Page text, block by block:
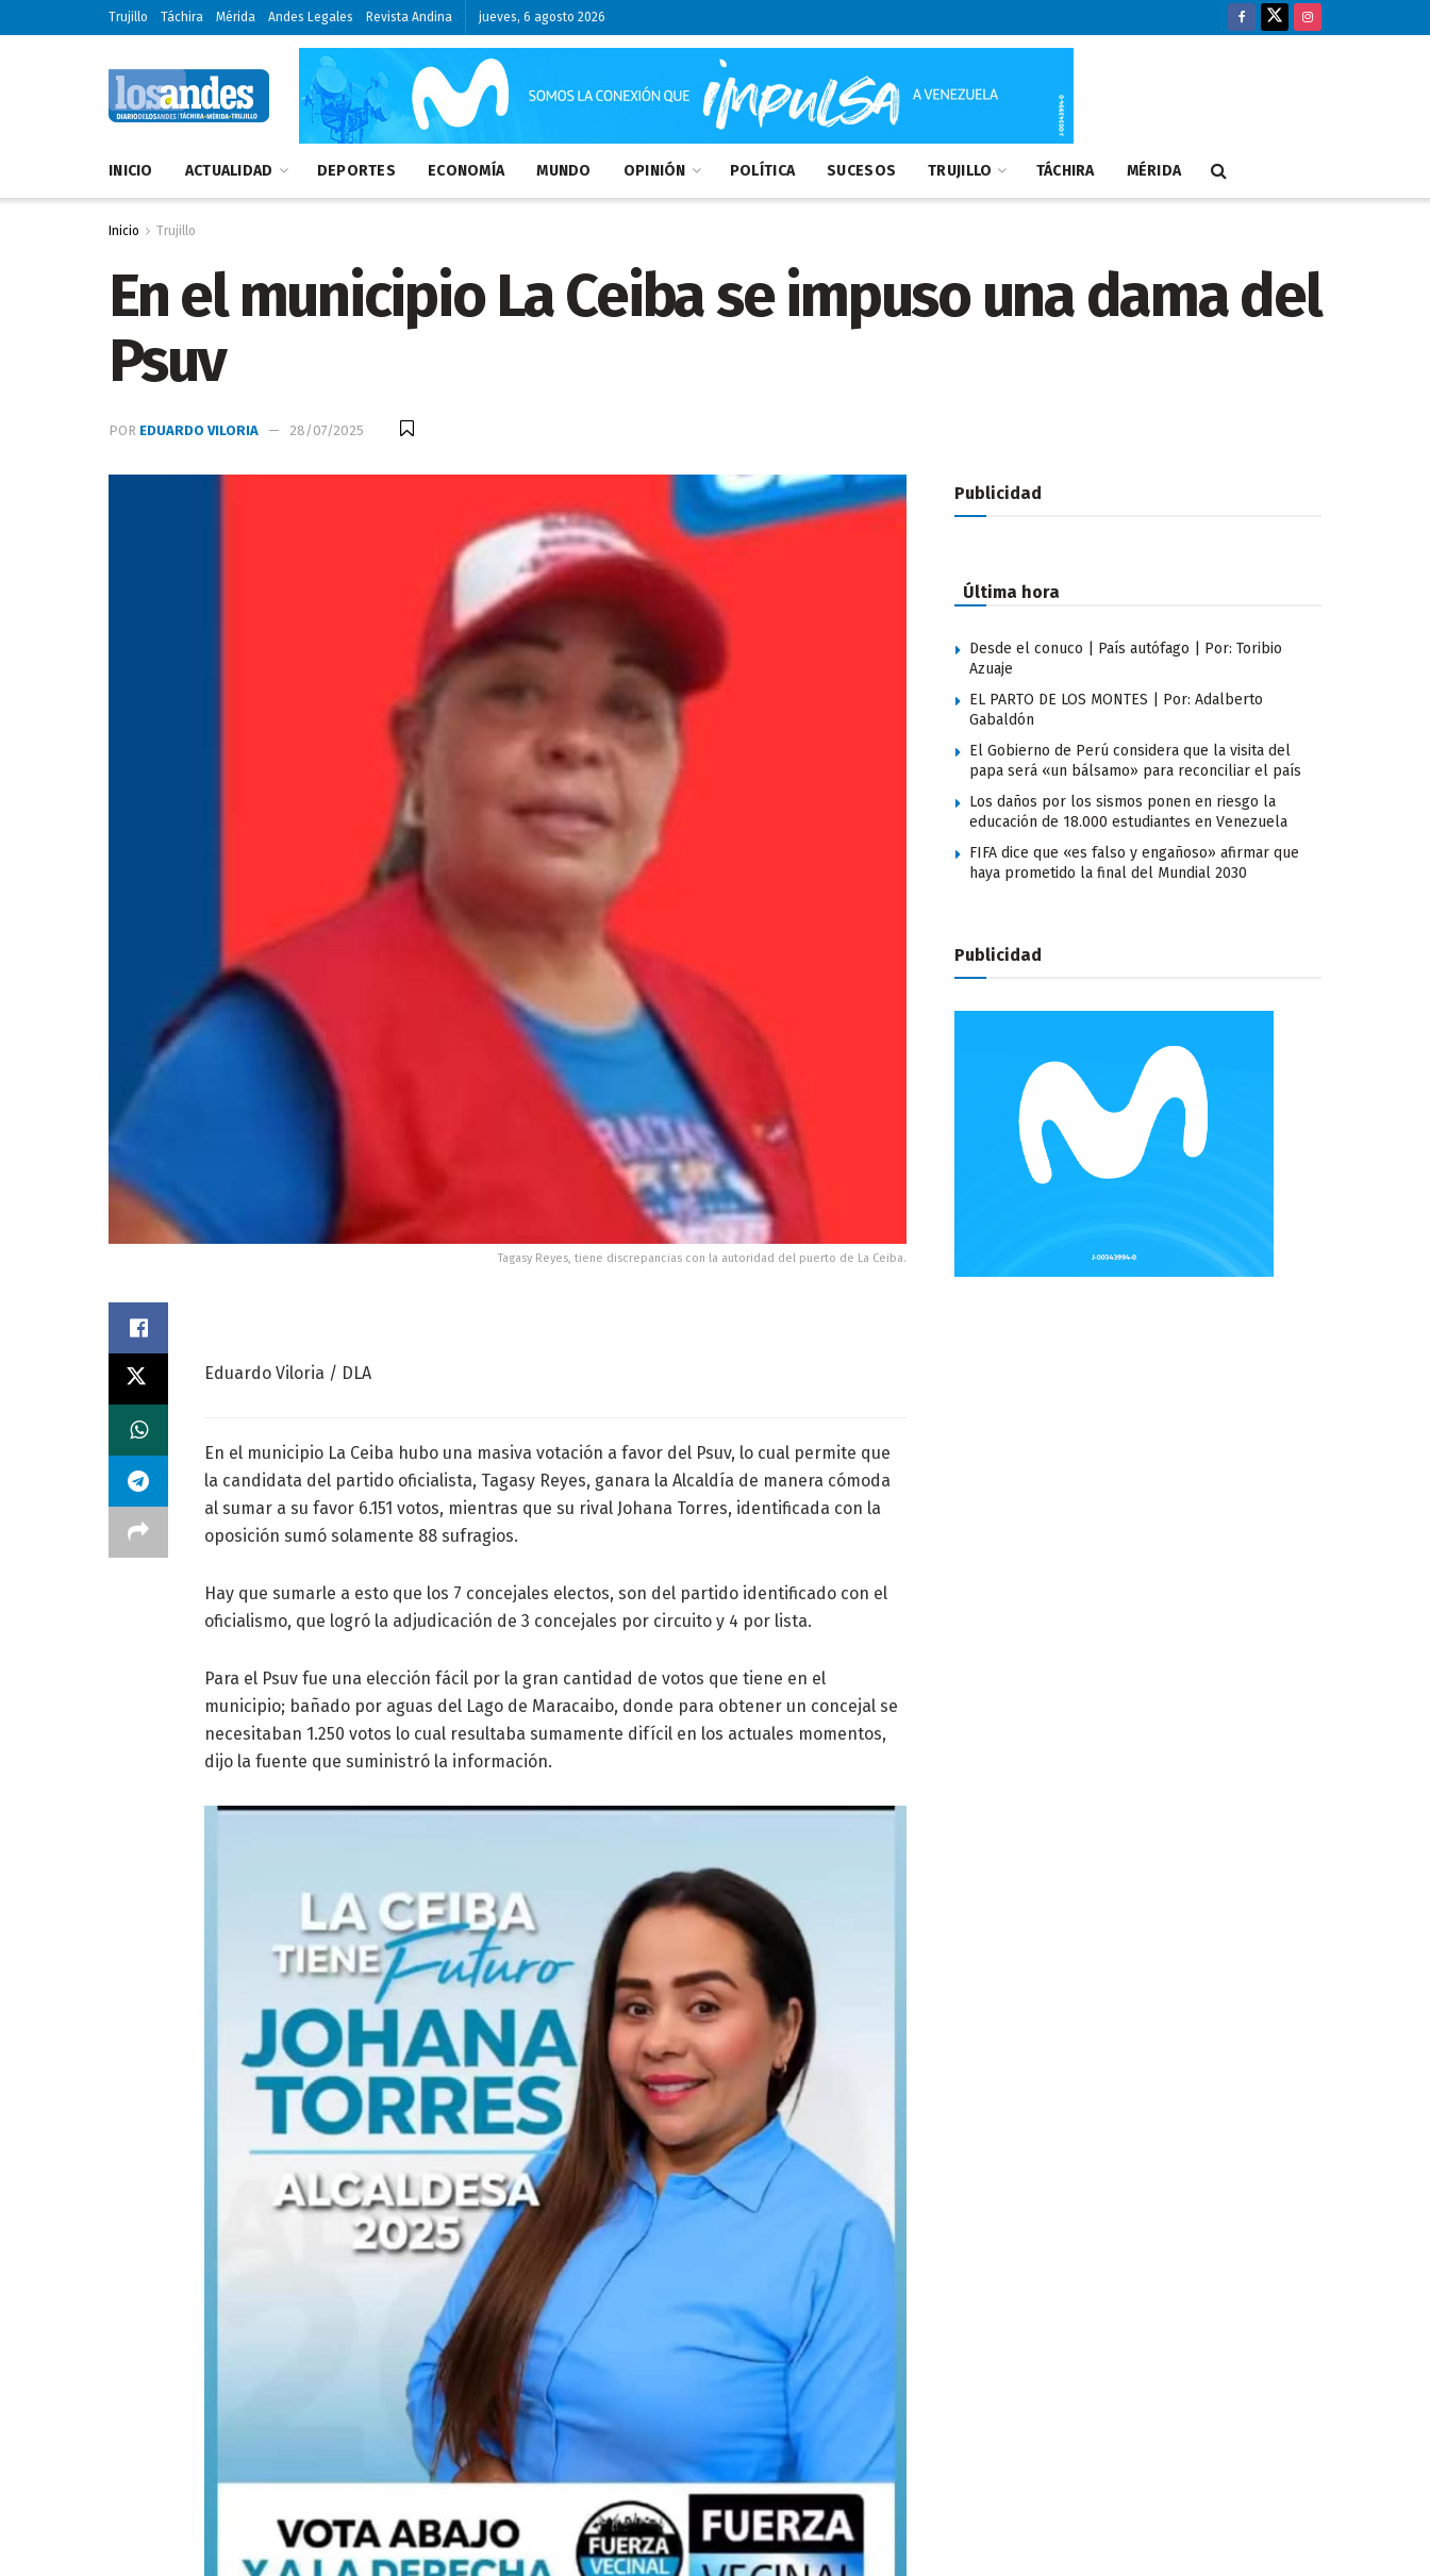
Trujillo Táchira Mérida Andes Legales Revista Andina jueves, 6 agosto 2026
INICIO ACTUALIDAD DEPORTES ECONOMÍA MUNDO OPINIÓN POLÍTICA SUCESOS TRUJILLO TÁCHIRA MÉRIDA
Inicio Trujillo
En el municipio La Ceiba se impuso una dama del
Psuv
POR EDUARDO VILORIA 28/07/2025
Tagasy Reyes, tiene discrepancias con la autoridad del puerto de La Ceiba.
Eduardo Viloria / DLA
En el municipio La Ceiba hubo una masiva votación a favor del Psuv, lo cual permite que
la candidata del partido oficialista, Tagasy Reyes, ganara la Alcaldía de manera cómoda
al sumar a su favor 6.151 votos, mientras que su rival Johana Torres, identificada con la
oposición sumó solamente 88 sufragios.
Hay que sumarle a esto que los 7 concejales electos, son del partido identificado con el
oficialismo, que logró la adjudicación de 3 concejales por circuito y 4 por lista.
Para el Psuv fue una elección fácil por la gran cantidad de votos que tiene en el
municipio; bañado por aguas del Lago de Maracaibo, donde para obtener un concejal se
necesitaban 1.250 votos lo cual resultaba sumamente difícil en los actuales momentos,
dijo la fuente que suministró la información.
Publicidad
Última hora
Desde el conuco | País autófago | Por: Toribio
Azuaje
EL PARTO DE LOS MONTES | Por: Adalberto
Gabaldón
El Gobierno de Perú considera que la visita del
papa será «un bálsamo» para reconciliar el país
Los daños por los sismos ponen en riesgo la
educación de 18.000 estudiantes en Venezuela
FIFA dice que «es falso y engañoso» afirmar que
haya prometido la final del Mundial 2030
Publicidad